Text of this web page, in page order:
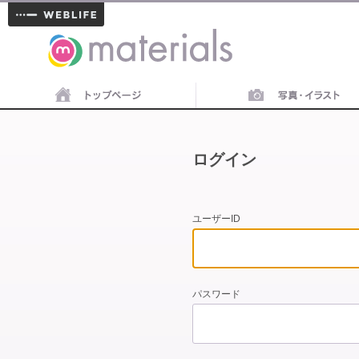
materials
ログイン
ユーザーID
パスワード